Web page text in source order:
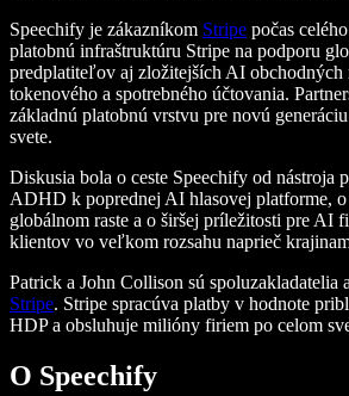
Speechify je zákazníkom Stripe počas
platobnú infraštruktúru Stripe na podporu
predplatiteľov aj zložitejších AI obchodných
tokenového a spotrebného účtovania.
základnú platobnú vrstvu pre novú
svete.
Diskusia bola o ceste Speechify od nástroja
ADHD k poprednej AI hlasovej platforme,
globálnom raste a o širšej príležitosti pre AI
klientov vo veľkom rozsahu naprieč
Patrick a John Collison sú spoluzakladatelia
Stripe. Stripe spracúva platby v hodnote
HDP a obsluhuje milióny firiem po celom
O Speechify